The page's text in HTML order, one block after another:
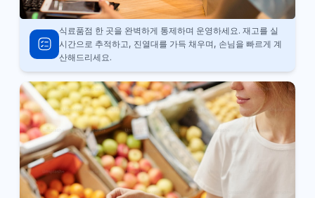
식료품점 한 곳을 완벽하게 통제하며 운영하세요. 재고를 실
시간으로 추적하고, 진열대를 가득 채우며, 손님을 빠르게 계
산해드리세요.